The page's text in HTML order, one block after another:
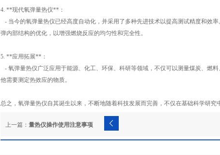
4. **现代氧弹量热仪**：
- 当今的氧弹量热仪已经高度自动化，并采用了多种先进技术以提高测试精度和效
弹内部结构的优化，以增强燃烧反应的均匀性和完全性。
5. **应用拓展**：
- 氧弹量热仪广泛应用于能源、化工、环保、科研等领域，不仅可以测量煤炭、燃
他需要测定热效应的物质。
总之，氧弹量热仪自其诞生以来，不断地随着科技发展而完善，不仅在基础科学研究
上一篇： 量热仪操作使用注意事项